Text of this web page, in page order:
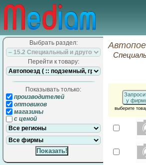
Выбрать раздел:
Перейти к товару:
Показывать только:
производителей
оптовиков
магазины
с ценой
у
выберите